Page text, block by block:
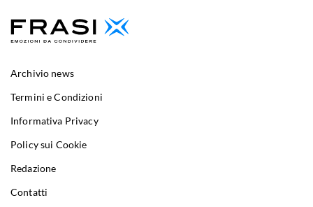
Archivio news
Termini e Condizioni
Informativa Privacy
Policy sui Cookie
Redazione
Contatti